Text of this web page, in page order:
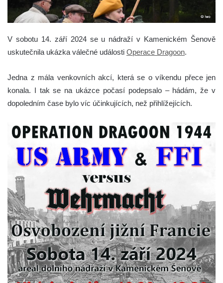
V sobotu 14. září 2024 se u nádraží v Kamenickém Šenově
uskutečnila ukázka válečné události Operace Dragoon.
Jedna z mála venkovních akcí, která se o víkendu přece jen
konala. I tak se na ukázce počasí podepsalo – hádám, že v
dopoledním čase bylo víc účinkujících, než přihlížejících.